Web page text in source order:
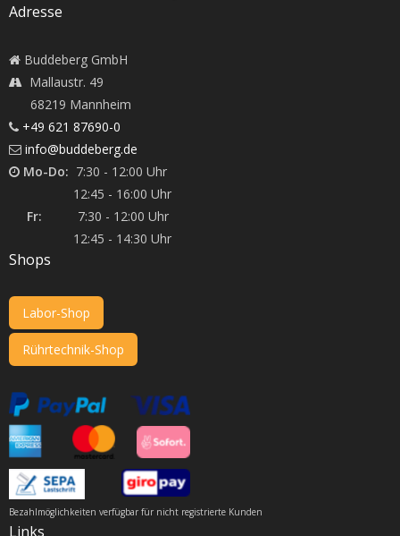
Adresse
Buddeberg GmbH
Mallaustr. 49
68219 Mannheim
+49 621 87690-0
info@buddeberg.de
Mo-Do: 7:30 - 12:00 Uhr
12:45 - 16:00 Uhr
Fr: 7:30 - 12:00 Uhr
12:45 - 14:30 Uhr
Shops
Labor-Shop
Rührtechnik-Shop
Bezahlmöglichkeiten verfügbar für nicht registrierte Kunden
Links